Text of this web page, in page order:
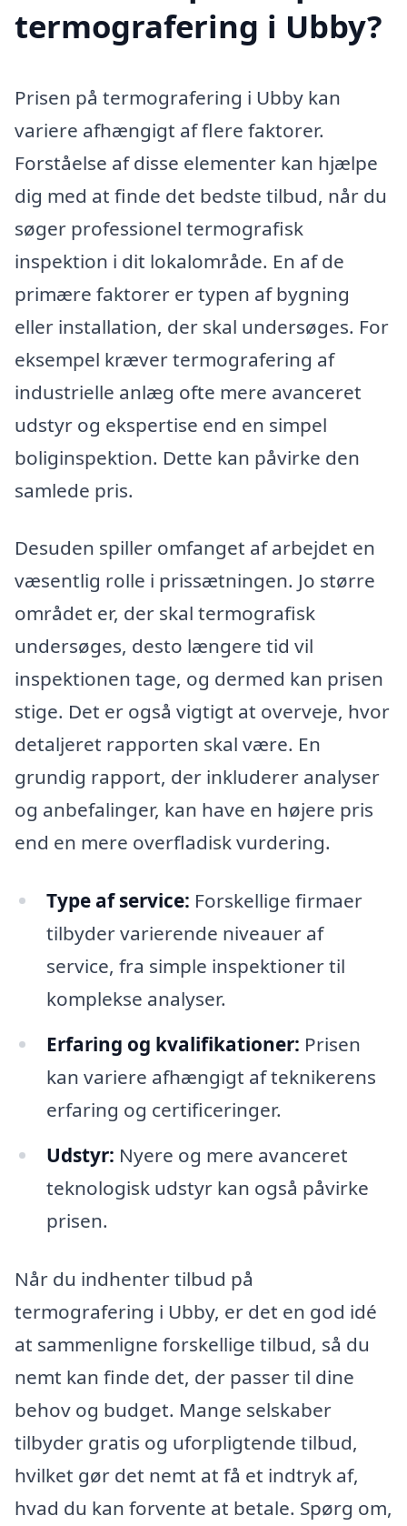
termografering i Ubby?
Prisen på termografering i Ubby kan
variere afhængigt af flere faktorer.
Forståelse af disse elementer kan hjælpe
dig med at finde det bedste tilbud, når du
søger professionel termografisk
inspektion i dit lokalområde. En af de
primære faktorer er typen af bygning
eller installation, der skal undersøges. For
eksempel kræver termografering af
industrielle anlæg ofte mere avanceret
udstyr og ekspertise end en simpel
boliginspektion. Dette kan påvirke den
samlede pris.
Desuden spiller omfanget af arbejdet en
væsentlig rolle i prissætningen. Jo større
området er, der skal termografisk
undersøges, desto længere tid vil
inspektionen tage, og dermed kan prisen
stige. Det er også vigtigt at overveje, hvor
detaljeret rapporten skal være. En
grundig rapport, der inkluderer analyser
og anbefalinger, kan have en højere pris
end en mere overfladisk vurdering.
Type af service: Forskellige firmaer
tilbyder varierende niveauer af
service, fra simple inspektioner til
komplekse analyser.
Erfaring og kvalifikationer: Prisen
kan variere afhængigt af teknikerens
erfaring og certificeringer.
Udstyr: Nyere og mere avanceret
teknologisk udstyr kan også påvirke
prisen.
Når du indhenter tilbud på
termografering i Ubby, er det en god idé
at sammenligne forskellige tilbud, så du
nemt kan finde det, der passer til dine
behov og budget. Mange selskaber
tilbyder gratis og uforpligtende tilbud,
hvilket gør det nemt at få et indtryk af,
hvad du kan forvente at betale. Spørg om,